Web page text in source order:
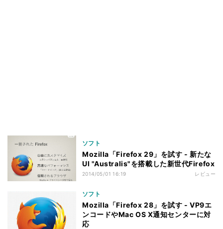
ソフト
Mozilla「Firefox 29」を試す - 新たな
UI "Australis"を搭載した新世代Firefox
2014/05/01 16:19 レビュー
ソフト
Mozilla「Firefox 28」を試す - VP9エ
ンコードやMac OS X通知センターに対
応